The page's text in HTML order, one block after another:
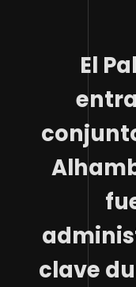
El
clave